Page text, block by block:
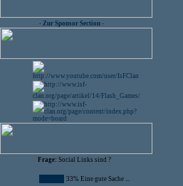
- Zur Sponsor Section -
Frage: Social Links sind ?
33% Eine gute Sache ...